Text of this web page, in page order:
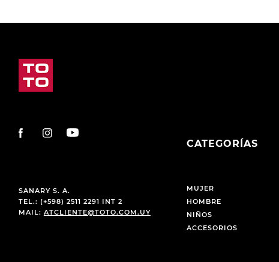
SANARY S. A.
TEL.: (+598) 2511 2291 INT 2
MAIL: ATCLIENTE@TOTO.COM.UY
CATEGORÍAS
MUJER
HOMBRE
NIÑOS
ACCESORIOS